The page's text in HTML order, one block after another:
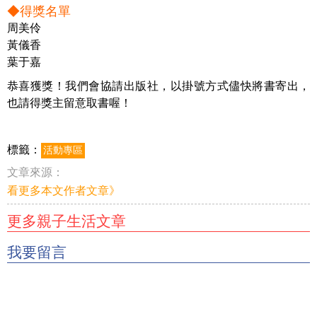
◆得獎名單
周美伶
黃儀香
葉于嘉
恭喜獲獎！我們會協請出版社，以掛號方式儘快將書寄出，
也請得獎主留意取書喔！
標籤： 活動專區
文章來源：
看更多本文作者文章》
更多親子生活文章
我要留言